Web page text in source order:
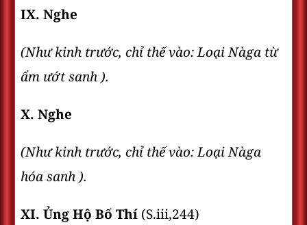
IX. Nghe
(Như kinh trước, chỉ thế vào: Loại Nàga từ
ẩm ướt sanh ).
X. Nghe
(Như kinh trước, chỉ thế vào: Loại Nàga
hóa sanh ).
XI. Ủng Hộ Bố Thí (S.iii,244)